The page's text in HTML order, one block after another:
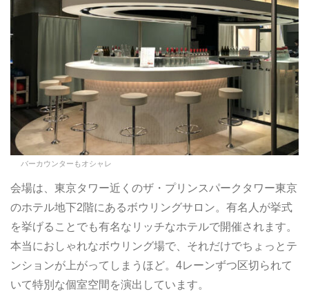
バーカウンターもオシャレ
会場は、東京タワー近くのザ・プリンスパークタワー東京
のホテル地下2階にあるボウリングサロン。有名人が挙式
を挙げることでも有名なリッチなホテルで開催されます。
本当におしゃれなボウリング場で、それだけでちょっとテ
ンションが上がってしまうほど。4レーンずつ区切られて
いて特別な個室空間を演出しています。